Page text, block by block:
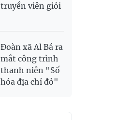
truyền viên giỏi
Đoàn xã Al Bá ra
mắt công trình
thanh niên "Số
hóa địa chỉ đỏ"